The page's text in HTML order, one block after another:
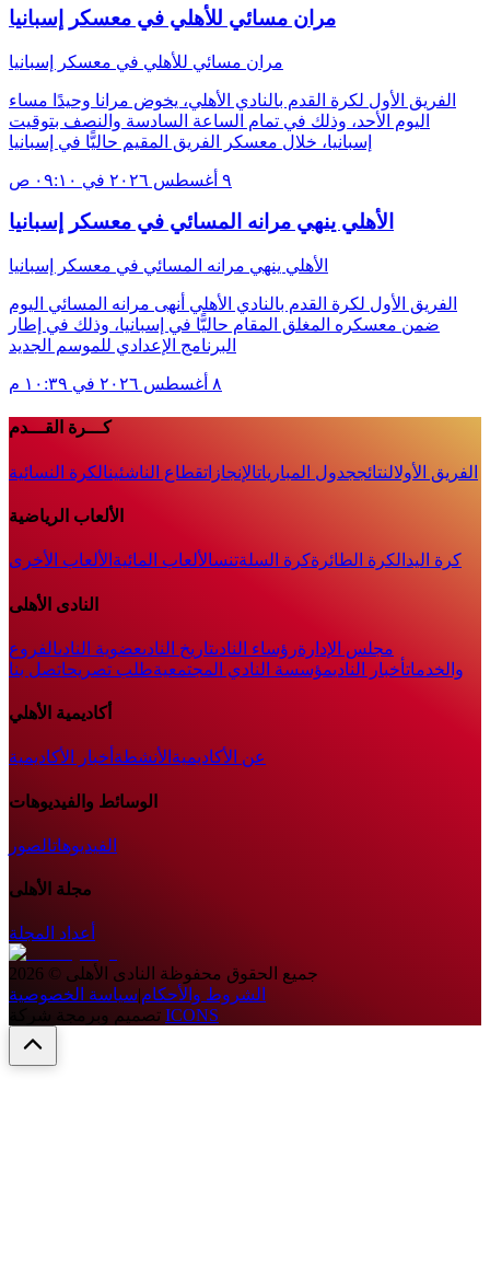
مران مسائي للأهلي في معسكر إسبانيا
مران مسائي للأهلي في معسكر إسبانيا
الفريق الأول لكرة القدم بالنادي الأهلي، يخوض مرانا وحيدًا مساء
اليوم الأحد، وذلك في تمام الساعة السادسة والنصف بتوقيت
إسبانيا، خلال معسكر الفريق المقيم حاليًّا في إسبانيا
٩ أغسطس ٢٠٢٦ في ٠٩:١٠ ص
الأهلي ينهي مرانه المسائي في معسكر إسبانيا
الأهلي ينهي مرانه المسائي في معسكر إسبانيا
الفريق الأول لكرة القدم بالنادي الأهلي أنهى مرانه المسائي اليوم
ضمن معسكره المغلق المقام حاليًّا في إسبانيا، وذلك في إطار
البرنامج الإعدادي للموسم الجديد
٨ أغسطس ٢٠٢٦ في ١٠:٣٩ م
كـــرة القـــدم
الفريق الأولالنتائججدول المبارياتالإنجازاتقطاع الناشئينالكرة النسائية
الألعاب الرياضية
كرة اليد الكرة الطائرةكرة السلةتنسالألعاب المائية الألعاب الأخرى
النادى الأهلى
مجلس الإدارةرؤساء النادىتاريخ النادىعضوية النادىالفروع
والخدماتأخبار الناديمؤسسة النادي المجتمعيةطلب تصريحاتصل بنا
أكاديمية الأهلي
عن الأكاديمية الأنشطة أخبار الأكاديمية
الوسائط والفيديوهات
الفيديوهاتالصور
مجلة الأهلى
أعداد المجلة
جميع الحقوق محفوظة النادى الأهلى ©
2026
الشروط والأحكام|سياسة الخصوصية
تصميم وبرمجة شركة ICONS